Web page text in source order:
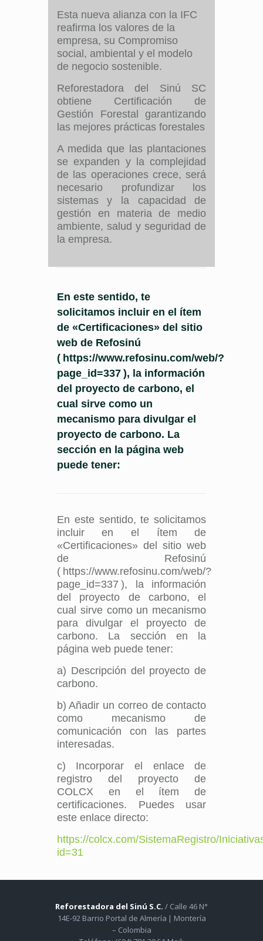
Esta nueva alianza con la IFC
reafirma los valores de la
empresa, su Compromiso
social, ambiental y el modelo
de negocio sostenible.
Reforestadora del Sinú SC
obtiene Certificación de
Gestión Forestal garantizando
las mejores prácticas forestales
A medida que las plantaciones
se expanden y la complejidad
de las operaciones crece, será
necesario profundizar los
sistemas y la capacidad de
gestión en materia de medio
ambiente, salud y seguridad de
la empresa.
En este sentido, te
solicitamos incluir en el ítem
de «Certificaciones» del sitio
web de Refosinú
( https://www.refosinu.com/web/?
page_id=337), la información
del proyecto de carbono, el
cual sirve como un
mecanismo para divulgar el
proyecto de carbono. La
sección en la página web
puede tener:
En este sentido, te solicitamos
incluir en el ítem de
«Certificaciones» del sitio web
de Refosinú
( https://www.refosinu.com/web/?
page_id=337 ), la información
del proyecto de carbono, el
cual sirve como un mecanismo
para divulgar el proyecto de
carbono. La sección en la
página web puede tener:
a) Descripción del proyecto de
carbono.
b) Añadir un correo de contacto
como mecanismo de
comunicación con las partes
interesadas.
c) Incorporar el enlace de
registro del proyecto de
COLCX en el ítem de
certificaciones. Puedes usar
este enlace directo:
https://colcx.com/SistemaRegistro/
id=31
Reforestadora del Sinú S.C. / Calle 46 N°
14E-92 Barrio Portal de Almería | Montería
– Colombia